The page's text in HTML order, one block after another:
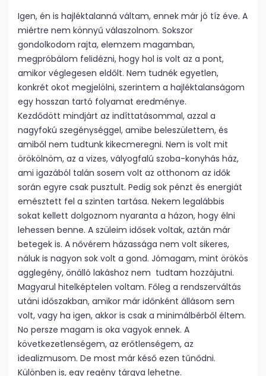
Igen, én is hajléktalanná váltam, ennek már jó tíz éve. A
miértre nem könnyű válaszolnom. Sokszor
gondolkodom rajta, elemzem magamban,
megpróbálom felidézni, hogy hol is volt az a pont,
amikor véglegesen eldőlt. Nem tudnék egyetlen,
konkrét okot megjelölni, szerintem a hajléktalanságom
egy hosszan tartó folyamat eredménye.
Kezdődött mindjárt az indíttatásommal, azzal a
nagyfokú szegénységgel, amibe beleszülettem, és
amiből nem tudtunk kikecmeregni. Nem is volt mit
örökölnöm, az a vizes, vályogfalú szoba-konyhás ház,
ami igazából talán sosem volt az otthonom az idők
során egyre csak pusztult. Pedig sok pénzt és energiát
emésztett fel a szinten tartása. Nekem legalábbis
sokat kellett dolgoznom nyaranta a házon, hogy élni
lehessen benne. A szüleim idősek voltak, aztán már
betegek is. A nővérem házassága nem volt sikeres,
náluk is nagyon sok volt a gond. Jómagam, mint örökös
agglegény, önálló lakáshoz nem tudtam hozzájutni.
Magyarul hitelképtelen voltam. Főleg a rendszerváltás
utáni időszakban, amikor már időnként állásom sem
volt, vagy ha igen, akkor is csak a minimálbérből éltem.
No persze magam is oka vagyok ennek. A
következetlenségem, az erőtlenségem, az
idealizmusom. De most már késő ezen tűnődni.
Különben is, egy regény tárgya lehetne.